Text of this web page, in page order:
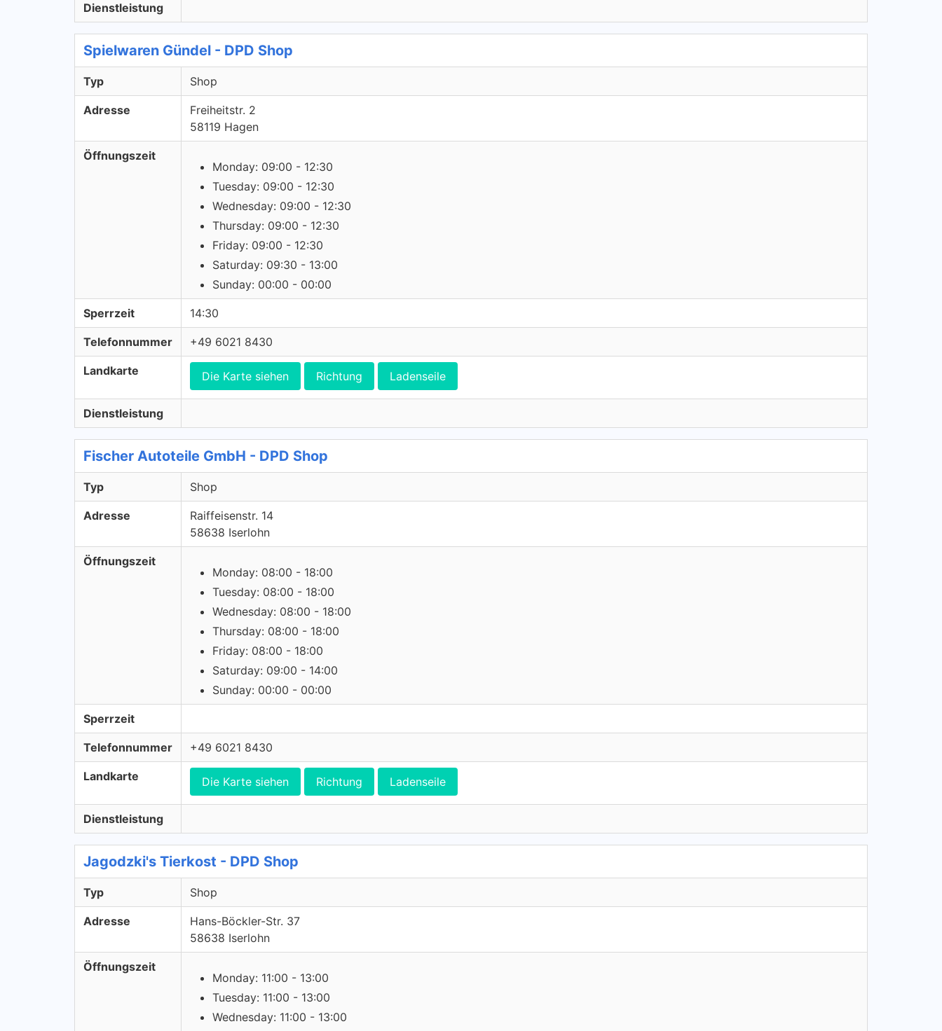
Dienstleistung
Spielwaren Gündel - DPD Shop
Typ Shop
Adresse
Freiheitstr. 2
58119 Hagen
Öffnungszeit
Monday: 09:00 - 12:30
Tuesday: 09:00 - 12:30
Wednesday: 09:00 - 12:30
Thursday: 09:00 - 12:30
Friday: 09:00 - 12:30
Saturday: 09:30 - 13:00
Sunday: 00:00 - 00:00
Sperrzeit 14:30
Telefonnummer +49 6021 8430
Landkarte Die Karte siehen Richtung Ladenseile
Dienstleistung
Fischer Autoteile GmbH - DPD Shop
Typ Shop
Adresse
Raiffeisenstr. 14
58638 Iserlohn
Öffnungszeit
Monday: 08:00 - 18:00
Tuesday: 08:00 - 18:00
Wednesday: 08:00 - 18:00
Thursday: 08:00 - 18:00
Friday: 08:00 - 18:00
Saturday: 09:00 - 14:00
Sunday: 00:00 - 00:00
Sperrzeit
Telefonnummer +49 6021 8430
Landkarte Die Karte siehen Richtung Ladenseile
Dienstleistung
Jagodzki's Tierkost - DPD Shop
Typ Shop
Adresse
Hans-Böckler-Str. 37
58638 Iserlohn
Öffnungszeit
Monday: 11:00 - 13:00
Tuesday: 11:00 - 13:00
Wednesday: 11:00 - 13:00